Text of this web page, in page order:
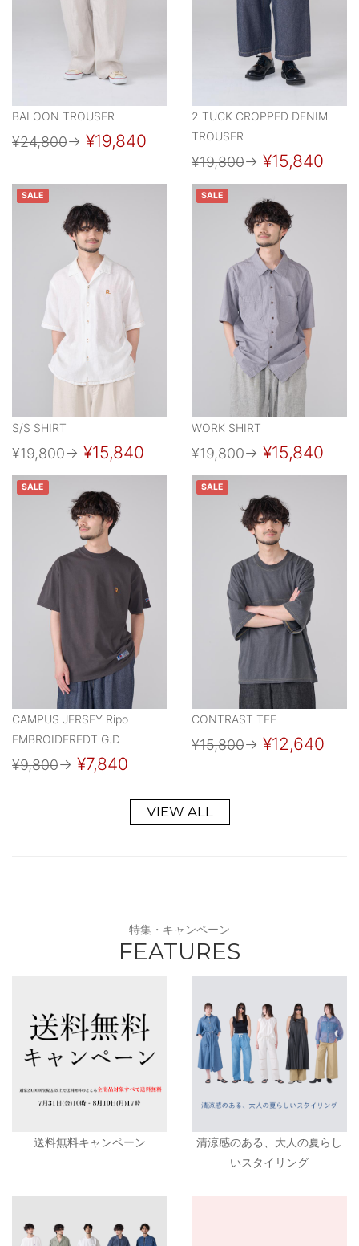
BALOON TROUSER
¥24,800→ ¥19,840
2 TUCK CROPPED DENIM
TROUSER
¥19,800→ ¥15,840
SALE
S/S SHIRT
¥19,800→ ¥15,840
SALE
WORK SHIRT
¥19,800→ ¥15,840
SALE
CAMPUS JERSEY Ripo
EMBROIDEREDT G.D
¥9,800→ ¥7,840
SALE
CONTRAST TEE
¥15,800→ ¥12,640
VIEW ALL
特集・キャンペーン
FEATURES
送料無料キャンペーン
清涼感のある、大人の夏らし
いスタイリング